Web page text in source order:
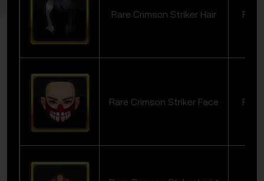
Rare Crimson Striker Hair Rare
Rare Crimson Striker Face Rare